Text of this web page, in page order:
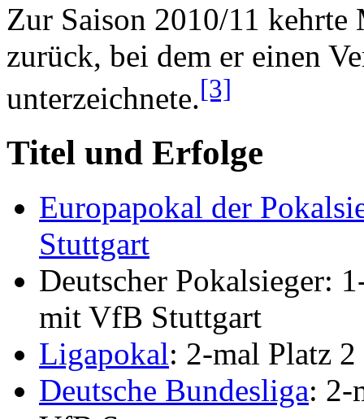
Zur Saison 2010/11
zurück, bei dem er einen
unterzeichnete.[3]
Titel und Erfolge
Europapokal der
Stuttgart
Deutscher Pokalsieger:
mit VfB Stuttgart
Ligapokal: 2-mal Platz
Deutsche Bundesliga: 2-